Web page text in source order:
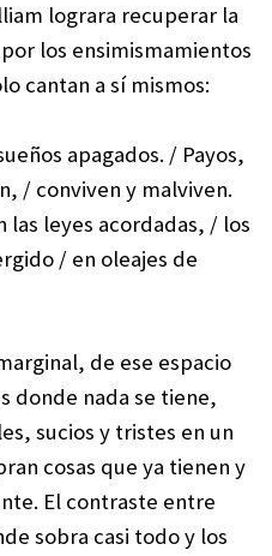
lograra recuperar la
los ensimismamientos
cantan a sí mismos:
apagados. / Payos,
/ conviven y malviven.
las leyes acordadas, / los
/ en oleajes de
de ese espacio
donde nada se tiene,
sucios y tristes en un
cosas que ya tienen y
El contraste entre
sobra casi todo y los